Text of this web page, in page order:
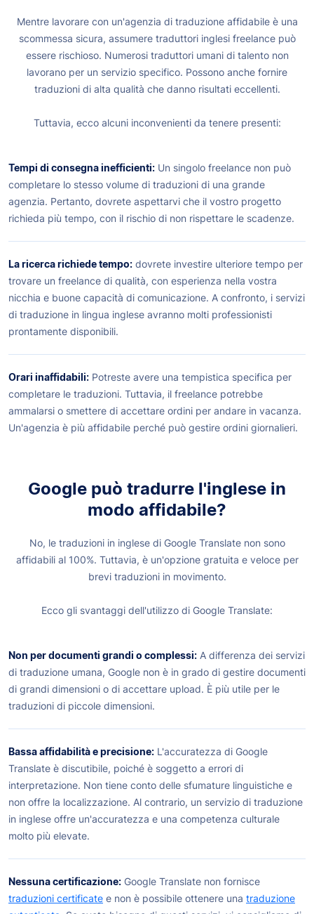
Mentre lavorare con un'agenzia di traduzione affidabile è una
scommessa sicura, assumere traduttori inglesi freelance può
essere rischioso. Numerosi traduttori umani di talento non
lavorano per un servizio specifico. Possono anche fornire
traduzioni di alta qualità che danno risultati eccellenti.
Tuttavia, ecco alcuni inconvenienti da tenere presenti:
Tempi di consegna inefficienti: Un singolo freelance non può
completare lo stesso volume di traduzioni di una grande
agenzia. Pertanto, dovrete aspettarvi che il vostro progetto
richieda più tempo, con il rischio di non rispettare le scadenze.
La ricerca richiede tempo: dovrete investire ulteriore tempo per
trovare un freelance di qualità, con esperienza nella vostra
nicchia e buone capacità di comunicazione. A confronto, i servizi
di traduzione in lingua inglese avranno molti professionisti
prontamente disponibili.
Orari inaffidabili: Potreste avere una tempistica specifica per
completare le traduzioni. Tuttavia, il freelance potrebbe
ammalarsi o smettere di accettare ordini per andare in vacanza.
Un'agenzia è più affidabile perché può gestire ordini giornalieri.
Google può tradurre l'inglese in
modo affidabile?
No, le traduzioni in inglese di Google Translate non sono
affidabili al 100%. Tuttavia, è un'opzione gratuita e veloce per
brevi traduzioni in movimento.
Ecco gli svantaggi dell'utilizzo di Google Translate:
Non per documenti grandi o complessi: A differenza dei servizi
di traduzione umana, Google non è in grado di gestire documenti
di grandi dimensioni o di accettare upload. È più utile per le
traduzioni di piccole dimensioni.
Bassa affidabilità e precisione: L'accuratezza di Google
Translate è discutibile, poiché è soggetto a errori di
interpretazione. Non tiene conto delle sfumature linguistiche e
non offre la localizzazione. Al contrario, un servizio di traduzione
in inglese offre un'accuratezza e una competenza culturale
molto più elevate.
Nessuna certificazione: Google Translate non fornisce
traduzioni certificate e non è possibile ottenere una traduzione